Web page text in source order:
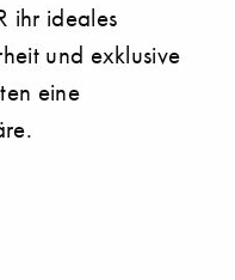
ihr ideales
und exklusive
eine